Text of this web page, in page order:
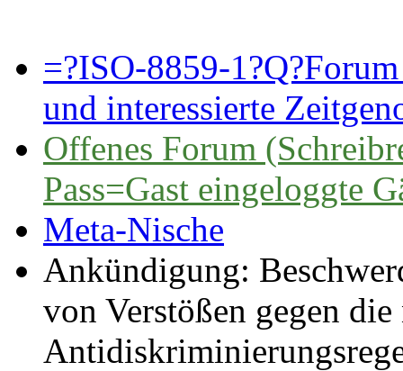
=?ISO-8859-
und interessierte
Offenes Forum
Pass=Gast eingeloggte
Meta-Nische
Ankündigung:
von Verstößen gegen die